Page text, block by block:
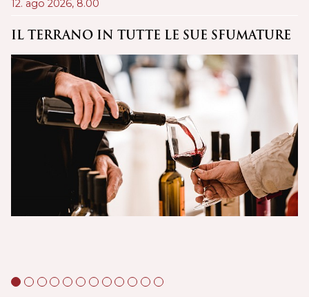
12. ago 2026, 8.00
IL TERRANO IN TUTTE LE SUE SFUMATURE